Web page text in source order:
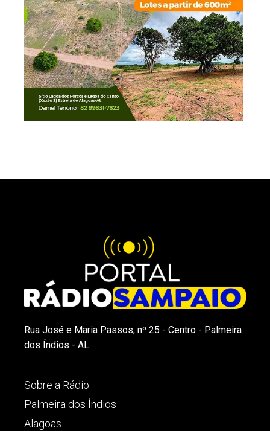
Rua José e Maria Passos, nº 25 - Centro - Palmeira
dos Índios - AL.
Sobre a Rádio
Palmeira dos Índios
Alagoas